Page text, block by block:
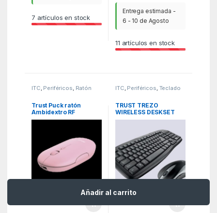
Añadir al carrito
7 artículos en stock
Entrega estimada -
6 - 10 de Agosto
11 artículos en stock
ITC, Periféricos, Ratón
Trust Puck ratón
Ambidextro RF
inalámbrica +
ITC, Periféricos, Teclado
TRUST TREZO
WIRELESS DESKSET
ECO ES